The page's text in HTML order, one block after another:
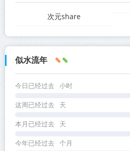
次元share
似水流年
今日已经过去 小时
这周已经过去 天
本月已经过去 天
今年已经过去 个月